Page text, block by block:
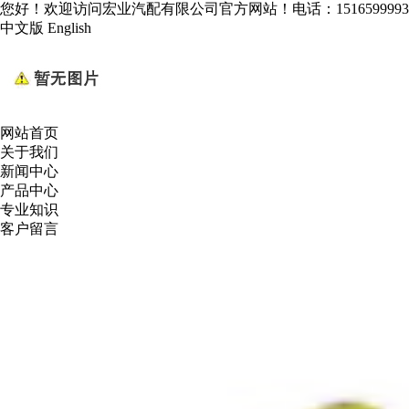
您好！欢迎访问宏业汽配有限公司官方网站！电话：
中文版 English
网站首页
关于我们
新闻中心
产品中心
专业知识
客户留言